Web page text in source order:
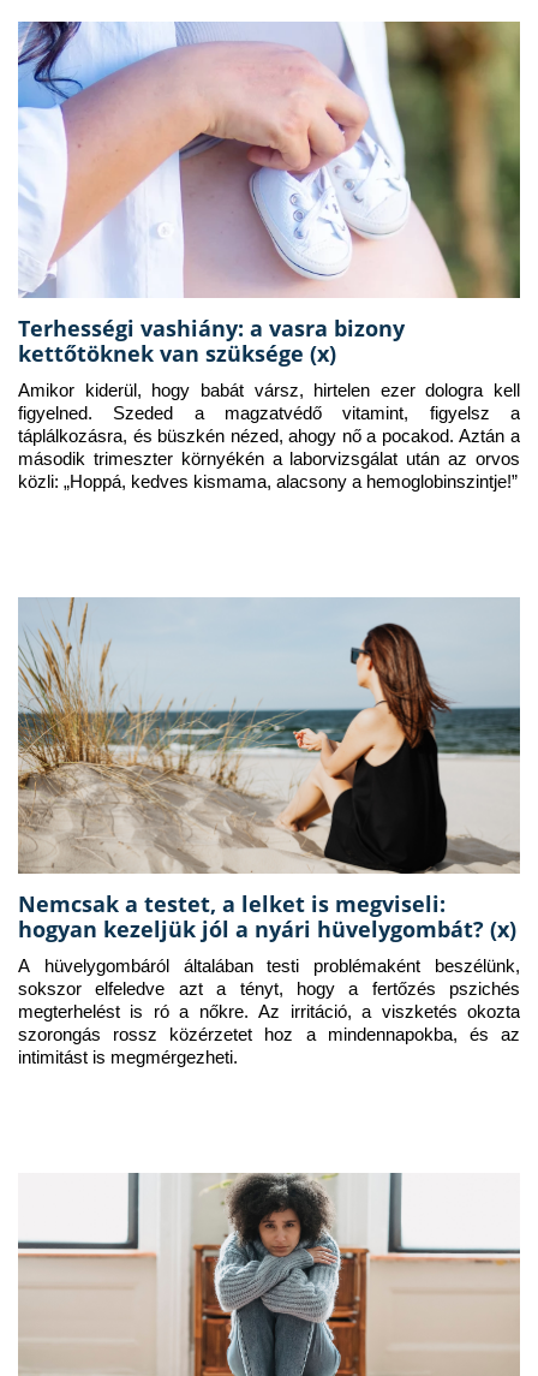
Terhességi vashiány: a vasra bizony
kettőtöknek van szüksége (x)
Amikor kiderül, hogy babát vársz, hirtelen ezer dologra kell
figyelned. Szeded a magzatvédő vitamint, figyelsz a
táplálkozásra, és büszkén nézed, ahogy nő a pocakod. Aztán a
második trimeszter környékén a laborvizsgálat után az orvos
közli: „Hoppá, kedves kismama, alacsony a hemoglobinszintje!”
Nemcsak a testet, a lelket is megviseli:
hogyan kezeljük jól a nyári hüvelygombát? (x)
A hüvelygombáról általában testi problémaként beszélünk,
sokszor elfeledve azt a tényt, hogy a fertőzés pszichés
megterhelést is ró a nőkre. Az irritáció, a viszketés okozta
szorongás rossz közérzetet hoz a mindennapokba, és az
intimitást is megmérgezheti.